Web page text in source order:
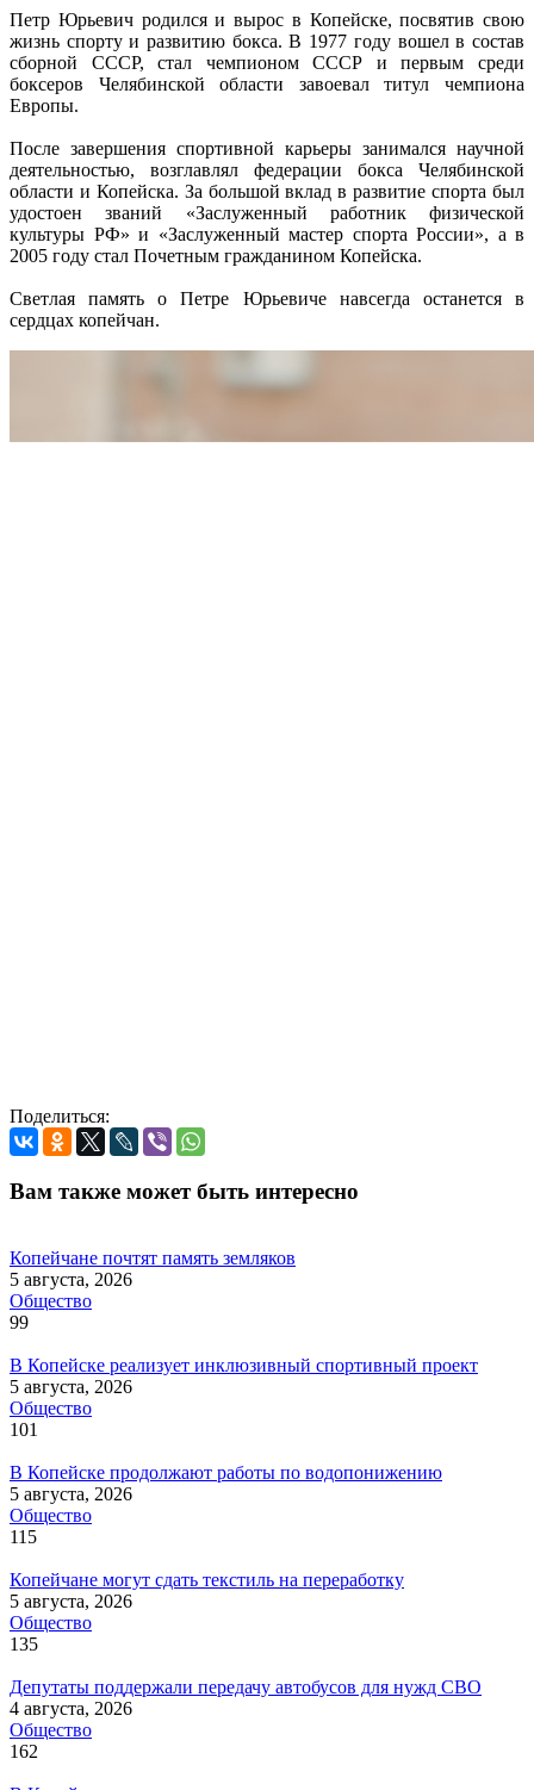
Петр Юрьевич родился и вырос в Копейске, посвятив свою
жизнь спорту и развитию бокса. В 1977 году вошел в состав
сборной СССР, стал чемпионом СССР и первым среди
боксеров Челябинской области завоевал титул чемпиона
Европы.
После завершения спортивной карьеры занимался научной
деятельностью, возглавлял федерации бокса Челябинской
области и Копейска. За большой вклад в развитие спорта был
удостоен званий «Заслуженный работник физической
культуры РФ» и «Заслуженный мастер спорта России», а в
2005 году стал Почетным гражданином Копейска.
Светлая память о Петре Юрьевиче навсегда останется в
сердцах копейчан.
Поделиться:
Вам также может быть интересно
Копейчане почтят память земляков
5 августа, 2026
Общество
99
В Копейске реализует инклюзивный спортивный проект
5 августа, 2026
Общество
101
В Копейске продолжают работы по водопонижению
5 августа, 2026
Общество
115
Копейчане могут сдать текстиль на переработку
5 августа, 2026
Общество
135
Депутаты поддержали передачу автобусов для нужд СВО
4 августа, 2026
Общество
162